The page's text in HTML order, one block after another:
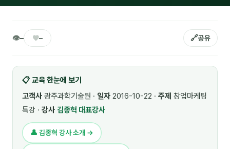
🌏 글로벌 비즈니스
4
🏭 산업 특화
🎬 영상 · 콘텐츠
👁– ♥– 🔗공유
📋 교육 한눈에 보기
고객사 광주과학기술원 · 일자 2016-10-22 · 주제 창업마케팅
특강 · 강사 김종혁 대표강사
👤 김종혁 강사 소개 →